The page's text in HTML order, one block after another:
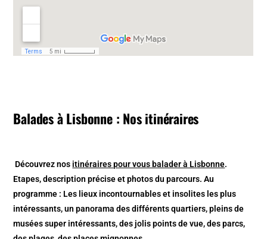
Balades à Lisbonne : Nos itinéraires
Découvrez nos itinéraires pour vous balader à Lisbonne.
Etapes, description précise et photos du parcours. Au
programme : Les lieux incontournables et insolites les plus
intéressants, un panorama des différents quartiers, pleins de
musées super intéressants, des jolis points de vue, des parcs,